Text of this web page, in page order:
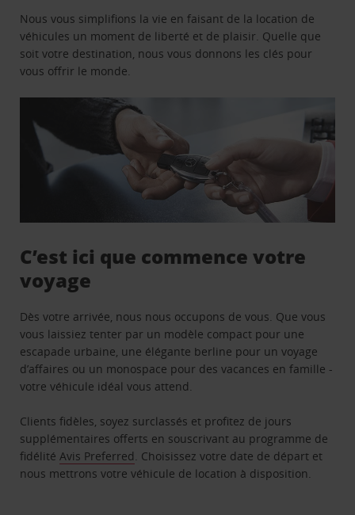
Nous vous simplifions la vie en faisant de la location de
véhicules un moment de liberté et de plaisir. Quelle que
soit votre destination, nous vous donnons les clés pour
vous offrir le monde.
C’est ici que commence votre
voyage
Dès votre arrivée, nous nous occupons de vous. Que vous
vous laissiez tenter par un modèle compact pour une
escapade urbaine, une élégante berline pour un voyage
d’affaires ou un monospace pour des vacances en famille -
votre véhicule idéal vous attend.
Clients fidèles, soyez surclassés et profitez de jours
supplémentaires offerts en souscrivant au programme de
fidélitéAvis Preferred. Choisissez votre date de départ et
nous mettrons votre véhicule de location à disposition.